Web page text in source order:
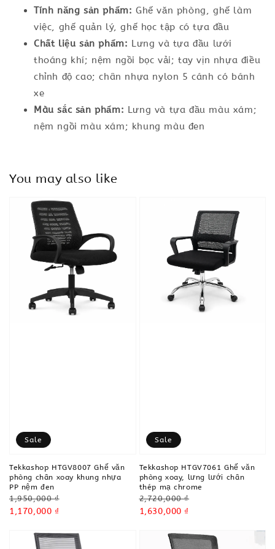
Tính năng sản phẩm: Ghế văn phòng, ghế làm
việc, ghế quản lý, ghế học tập có tựa đầu
Chất liệu sản phẩm: Lưng và tựa đầu lưới
thoáng khí; nệm ngồi bọc vải; tay vịn nhựa điều
chỉnh độ cao; chân nhựa nylon 5 cánh có bánh
xe
Màu sắc sản phẩm: Lưng và tựa đầu màu xám;
nệm ngồi màu xám; khung màu đen
You may also like
Sale
Tekkashop HTGV8007 Ghế văn
phòng chân xoay khung nhựa
PP nệm đen
Regular
price
1,950,000 ₫
Sale
1,170,000 ₫
Sale
Tekkashop HTGV7061 Ghế văn
phòng xoay, lưng lưới chân
thép mạ chrome
Regular
price
2,720,000 ₫
Sale
1,630,000 ₫